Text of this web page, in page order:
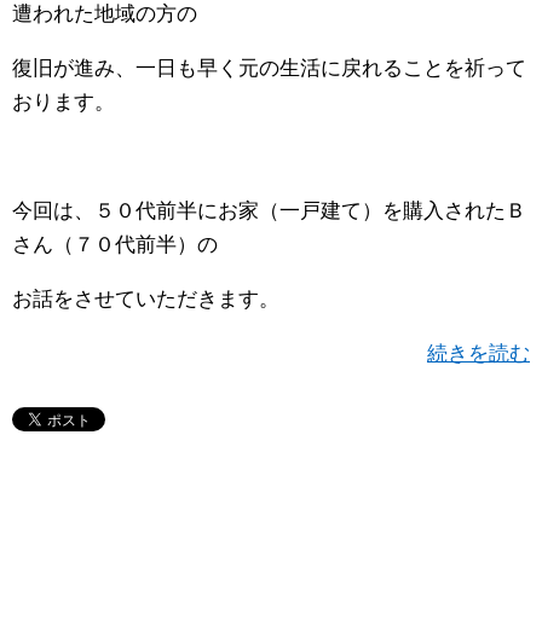
遭われた地域の方の
復旧が進み、一日も早く元の生活に戻れることを祈って
おります。
今回は、５０代前半にお家（一戸建て）を購入されたＢ
さん（７０代前半）の
お話をさせていただきます。
続きを読む